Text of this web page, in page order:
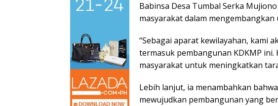
Babinsa Desa Tumbal Serka
masyarakat dalam
“Sebagai aparat kewilayahan, kami
termasuk pembangunan KDKMP
masyarakat untuk meningkatkan
Lebih lanjut, ia menambahkan
mewujudkan pembangunan yang